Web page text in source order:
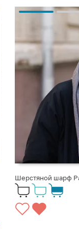
Шерстяной шарф